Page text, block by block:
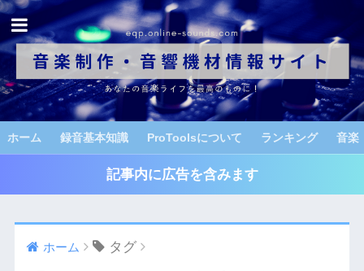
ホーム 録音基本知識 ProToolsについて ランキング 音楽
記事内に広告を含みます
ホーム タグ